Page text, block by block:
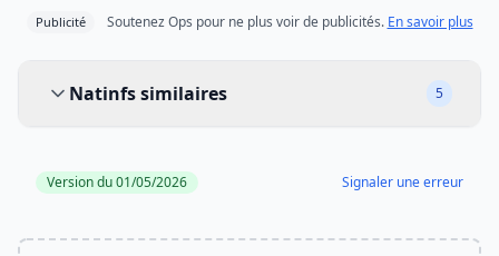
Publicité Soutenez Ops pour ne plus voir de publicités. En savoir plus
Natinfs similaires
5
Version du 01/05/2026 Signaler une erreur